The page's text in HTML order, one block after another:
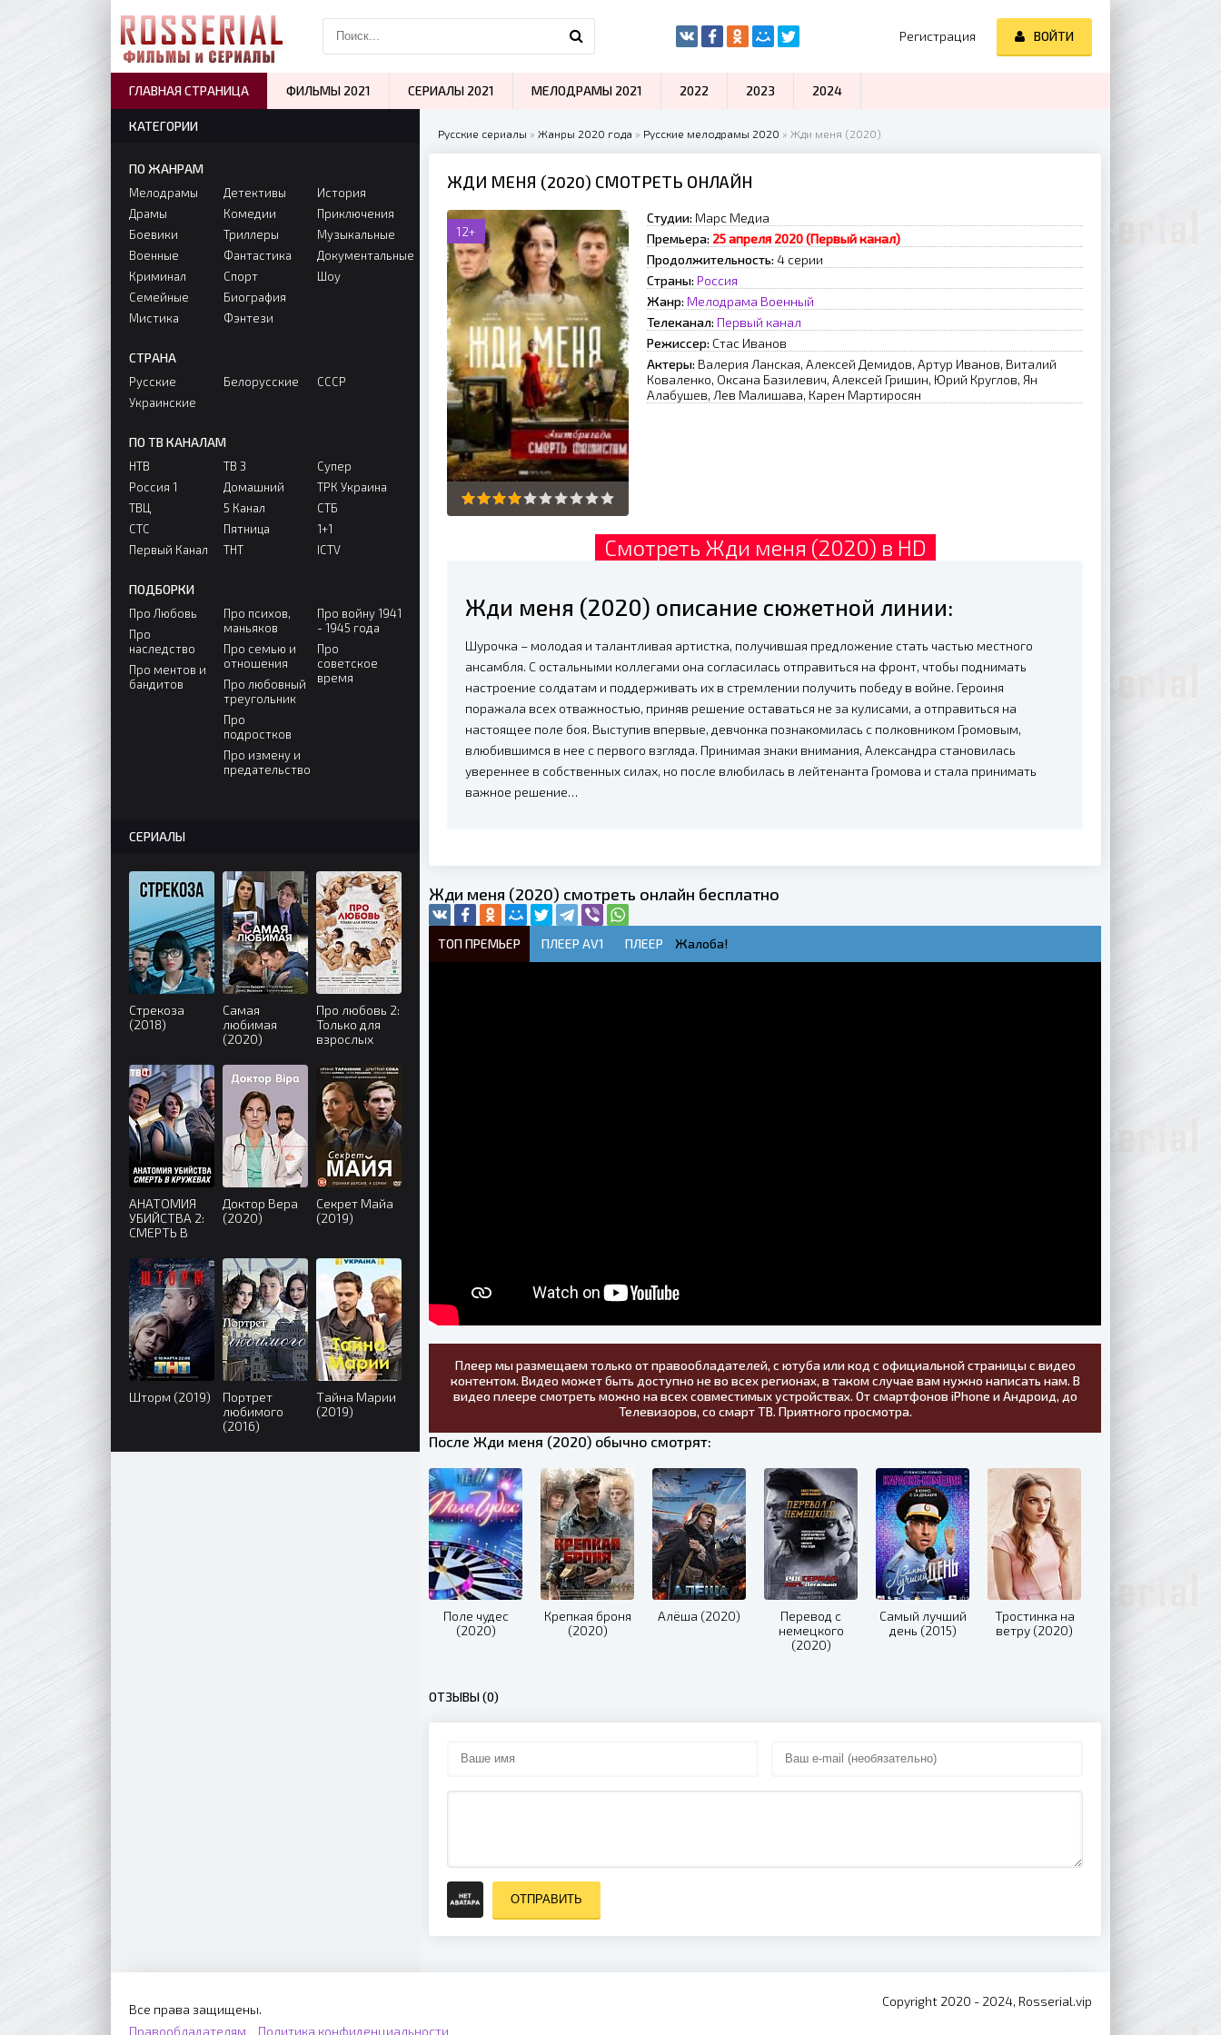
Русские сериалы » Жанры 2020 года » Русские мелодрамы 2020 » Жди меня (2020)
ЖДИ МЕНЯ (2020) СМОТРЕТЬ ОНЛАЙН
12+
Студии: Марс Медиа
Премьера: 25 апреля 2020 (Первый канал)
Продолжительность: 4 серии
Страны: Россия
Жанр: Мелодрама Военный
Телеканал: Первый канал
Режиссер: Стас Иванов
Актеры: Валерия Ланская, Алексей Демидов, Артур Иванов, Виталий
Коваленко, Оксана Базилевич, Алексей Гришин, Юрий Круглов, Ян
Алабушев, Лев Малишава, Карен Мартиросян
Смотреть Жди меня (2020) в HD
Жди меня (2020) описание сюжетной линии:
Шурочка – молодая и талантливая артистка, получившая предложение стать частью местного
ансамбля. С остальными коллегами она согласилась отправиться на фронт, чтобы поднимать
настроение солдатам и поддерживать их в стремлении получить победу в войне. Героиня
поражала всех отважностью, приняв решение оставаться не за кулисами, а отправиться на
настоящее поле боя. Выступив впервые, девчонка познакомилась с полковником Громовым,
влюбившимся в нее с первого взгляда. Принимая знаки внимания, Александра становилась
увереннее в собственных силах, но после влюбилась в лейтенанта Громова и стала принимать
важное решение…
Жди меня (2020) смотреть онлайн бесплатно
ТОП ПРЕМЬЕР ПЛЕЕР AV1 ПЛЕЕР Жалоба!
Плеер мы размещаем только от правообладателей, с ютуба или код с официальной страницы с видео
контентом. Видео может быть доступно не во всех регионах, в таком случае вам нужно написать нам. В
видео плеере смотреть можно на всех совместимых устройствах. От смартфонов iPhone и Андроид, до
Телевизоров, со смарт ТВ. Приятного просмотра.
После Жди меня (2020) обычно смотрят:
Поле чудес
(2020)
Крепкая броня
(2020)
Алёша (2020)
Перевод с
немецкого
(2020)
Самый лучший
день (2015)
Тростинка на
ветру (2020)
ОТЗЫВЫ (0)
ОТПРАВИТЬ
КАТЕГОРИИ
ПО ЖАНРАМ
Мелодрамы
Драмы
Боевики
Военные
Криминал
Семейные
Мистика
Детективы
Комедии
Триллеры
Фантастика
Спорт
Биография
Фэнтези
История
Приключения
Музыкальные
Документальные
Шоу
СТРАНА
Русские
Украинские
Белорусские СССР
ПО ТВ КАНАЛАМ
НТВ
Россия 1
ТВЦ
СТС
Первый Канал
ТВ 3
Домашний
5 Канал
Пятница
ТНТ
Супер
ТРК Украина
СТБ
1+1
ICTV
ПОДБОРКИ
Про Любовь
Про
наследство
Про ментов и
бандитов
Про психов,
маньяков
Про семью и
отношения
Про любовный
треугольник
Про
подростков
Про измену и
предательство
Про войну 1941
- 1945 года
Про
советское
время
СЕРИАЛЫ
Стрекоза
(2018)
Самая
любимая
(2020)
Про любовь 2:
Только для
взрослых
АНАТОМИЯ
УБИЙСТВА 2:
СМЕРТЬ В
(2019)
Доктор Вера
(2020)
Секрет Майа
(2019)
Шторм (2019)
Портрет
любимого
(2016)
Тайна Марии
(2019)
Регистрация ВОЙТИ
ГЛАВНАЯ СТРАНИЦА ФИЛЬМЫ 2021 СЕРИАЛЫ 2021 МЕЛОДРАМЫ 2021 2022 2023 2024
Все права защищены.
Правообладателям
Политика конфиденциальности
Copyright 2020 - 2024, Rosserial.vip